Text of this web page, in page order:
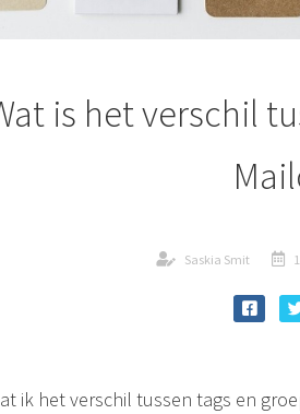
is het verschil
Saskia Smit
ik het verschil tussen tags en